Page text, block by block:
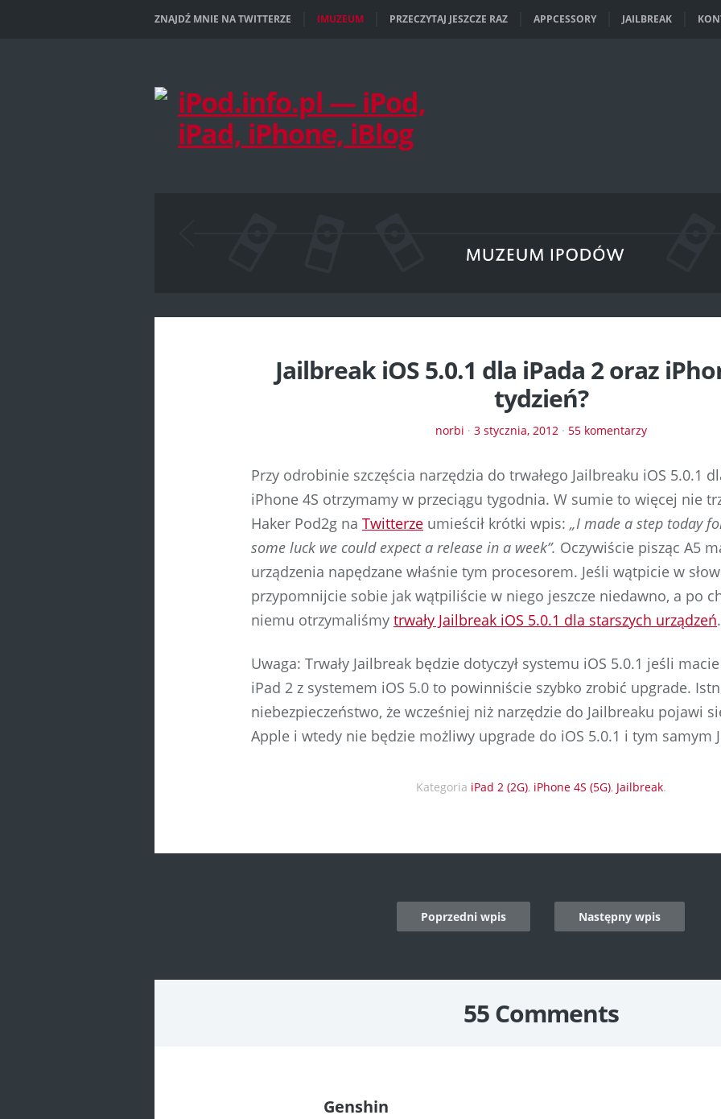
ZNAJDŹ MNIE NA TWITTERZE IMUZEUM PRZECZYTAJ JESZCZE RAZ APPCESSORY JAILBREAK
Jailbreak iOS 5.0.1 dla iPada 2 oraz
tydzień?
norbi · 3 stycznia, 2012· 55 komentarzy
Przy odrobinie szczęścia narzędzia do trwałego Jailbreaku iOS 5.0.1
iPhone 4S otrzymamy w przeciągu tygodnia. W sumie to więcej nie
Haker Pod2g na Twitterze umieścił krótki wpis: „I made a step today
some luck we could expect a release in a week”. Oczywiście pisząc A5
urządzenia napędzane właśnie tym procesorem. Jeśli wątpicie w
przypomnijcie sobie jak wątpiliście w niego jeszcze niedawno, a po
niemu otrzymaliśmy trwały Jailbreak iOS 5.0.1 dla starszych urządzeń.
Uwaga: Trwały Jailbreak będzie dotyczył systemu iOS 5.0.1 jeśli
iPad 2 z systemem iOS 5.0 to powinniście szybko zrobić upgrade.
niebezpieczeństwo, że wcześniej niż narzędzie do Jailbreaku pojawi
Apple i wtedy nie będzie możliwy upgrade do iOS 5.0.1 i tym samym
Kategoria iPad 2 (2G), iPhone 4S (5G), Jailbreak.
Poprzedni wpis Następny wpis
55 Comments
Genshin